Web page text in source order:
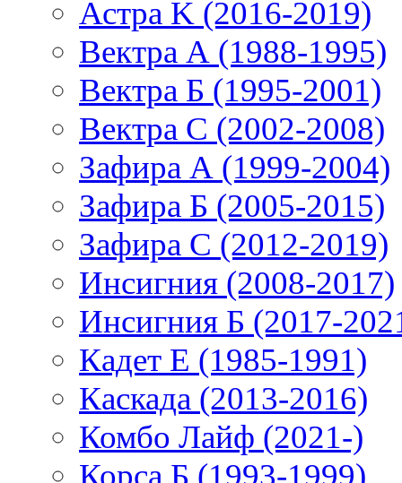
Астра K (2016-2019)
Вектра А (1988-1995)
Вектра Б (1995-2001)
Вектра С (2002-2008)
Зафира А (1999-2004)
Зафира Б (2005-2015)
Зафира С (2012-2019)
Инсигния (2008-2017)
Инсигния Б (2017-
Кадет Е (1985-1991)
Каскада (2013-2016)
Комбо Лайф (2021-)